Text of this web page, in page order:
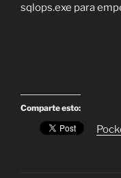
sqlops.exe para
Comparte esto: